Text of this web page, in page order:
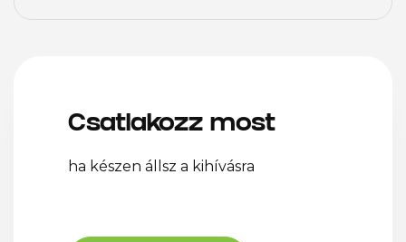
Csatlakozz most
ha készen állsz a kihívásra